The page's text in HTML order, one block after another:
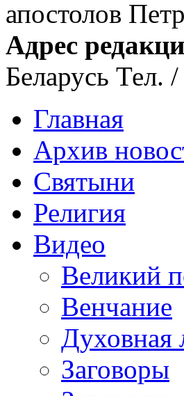
апостолов
Адрес
Беларусь Тел.
Главная
Архив
Святыни
Религия
Видео
Великий
Венчание
Духовная
Заговоры